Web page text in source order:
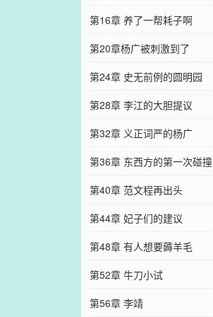
第16章 养了一帮耗子啊
第20章杨广被刺激到了
第24章 史无前例的圆明园
第28章 李江的大胆提议
第32章 义正词严的杨广
第36章 东西方的第一次碰撞
第40章 范文程再出头
第44章 妃子们的建议
第48章 有人想要薅羊毛
第52章 牛刀小试
第56章 李靖